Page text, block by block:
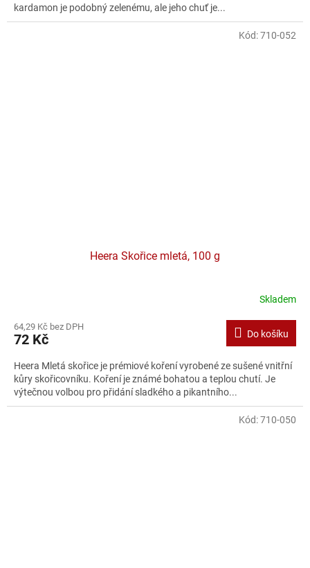
kardamon je podobný zelenému, ale jeho chuť je...
Heera Skořice mletá, 100 g
Skladem
64,29 Kč bez DPH
72 Kč Do košíku
Heera Mletá skořice je prémiové koření vyrobené ze sušené vnitřní
kůry skořicovníku. Koření je známé bohatou a teplou chutí. Je
výtečnou volbou pro přidání sladkého a pikantního...
Kód:710-052
Kód:710-050